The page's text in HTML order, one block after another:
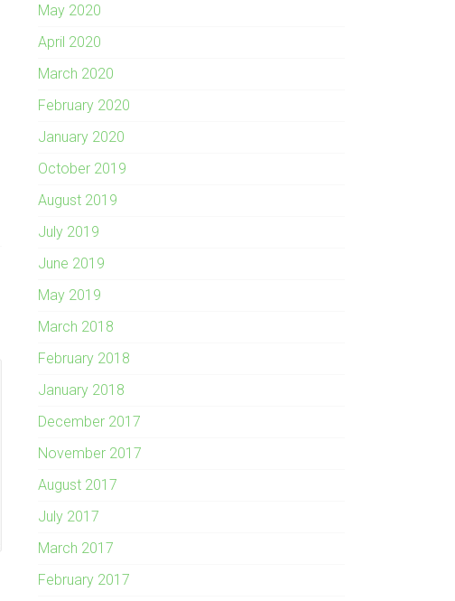
May 2020
April 2020
March 2020
February 2020
January 2020
October 2019
August 2019
July 2019
June 2019
May 2019
March 2018
February 2018
January 2018
December 2017
November 2017
August 2017
July 2017
March 2017
February 2017